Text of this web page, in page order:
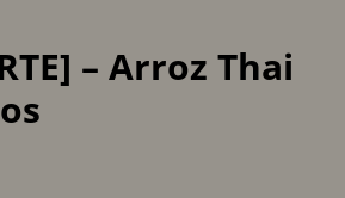
– Arroz Thai